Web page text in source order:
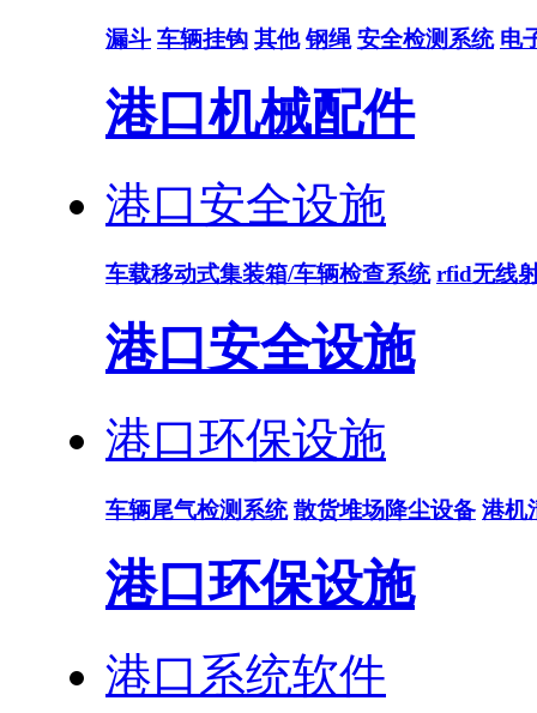
漏斗 车辆挂钩 其他 钢绳 安全检测系统 电
港口机械配件
港口安全设施
车载移动式集装箱/车辆检查系统 rfid无线
港口安全设施
港口环保设施
车辆尾气检测系统 散货堆场降尘设备 港机
港口环保设施
港口系统软件